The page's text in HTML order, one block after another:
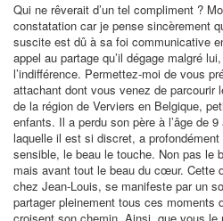
Qui ne rêverait d’un tel compliment ?
constatation car je pense sincèrement
suscite est dû à sa foi communicative
appel au partage qu’il dégage malgré
l’indifférence. Permettez-moi de vous
attachant dont vous venez de parcourir
de la région de Verviers en Belgique,
enfants. Il a perdu son père à l’âge de
laquelle il est si discret, a
sensible, le beau le touche. Non pas le
mais avant tout le beau du cœur. Cette
chez Jean-Louis, se manifeste par un
partager pleinement tous ces moments